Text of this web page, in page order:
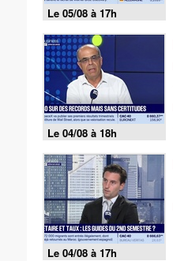
Le 05/08 à 17h
Le 04/08 à 18h
Le 04/08 à 17h